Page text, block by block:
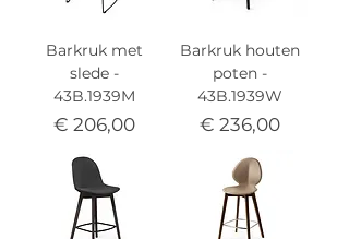
Barkruk met
slede -
43B.1939M
Prijs
€ 206,00
Barkruk houten
poten -
43B.1939W
Prijs
€ 236,00